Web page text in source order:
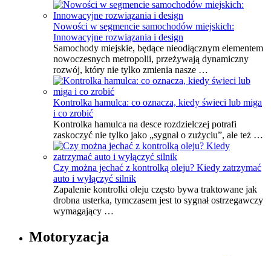
Nowości w segmencie samochodów miejskich:
Innowacyjne rozwiązania i design
Samochody miejskie, będące nieodłącznym elementem
nowoczesnych metropolii, przeżywają dynamiczny
rozwój, który nie tylko zmienia nasze …
Kontrolka hamulca: co oznacza, kiedy świeci lub miga
i co zrobić
Kontrolka hamulca na desce rozdzielczej potrafi
zaskoczyć nie tylko jako „sygnał o zużyciu”, ale też …
Czy można jechać z kontrolką oleju? Kiedy zatrzymać
auto i wyłączyć silnik
Zapalenie kontrolki oleju często bywa traktowane jak
drobna usterka, tymczasem jest to sygnał ostrzegawczy
wymagający …
Motoryzacja